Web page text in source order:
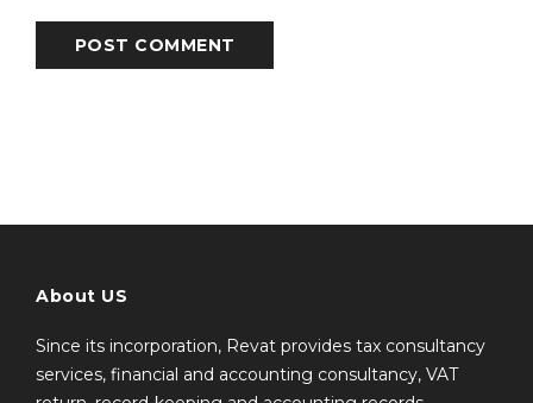
POST COMMENT
About US
Since its incorporation, Revat provides tax consultancy
services, financial and accounting consultancy, VAT